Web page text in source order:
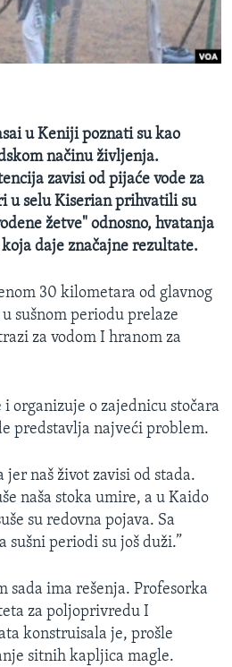
u Keniji poznati su kao
načinu življenja.
zavisi od pijaće vode za
u selu Kiserian prihvatili su
žetve" odnosno, hvatanja
daje značajne rezultate.
30 kilometara od glavnog
sušnom periodu prelaze
za vodom I hranom za
organizuje o zajednicu stočara
predstavlja najveći problem.
naš život zavisi od stada.
naša stoka umire, a u Kaido
su redovna pojava. Sa
periodi su još duži.”
sada ima rešenja. Profesorka
za poljoprivredu I
konstruisala je, prošle
sitnih kapljica magle.